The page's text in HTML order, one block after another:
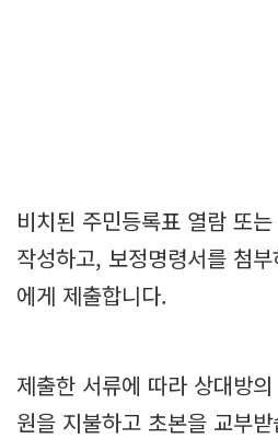
비치된 주민등록표 열람 또
작성하고, 보정명령서를 첨
에게 제출합니다.
제출한 서류에 따라 상대방
원을 지불하고 초본을 교부